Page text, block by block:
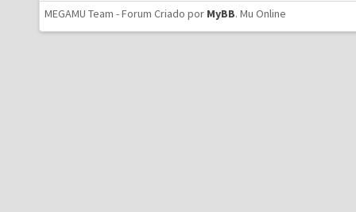
MEGAMU Team - Forum Criado por MyBB. Mu Online